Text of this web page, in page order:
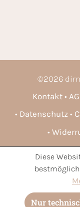
©2026
Kontakt
Datenschutz
* Alle Preise inkl.
und ggf.
Diese
Nur